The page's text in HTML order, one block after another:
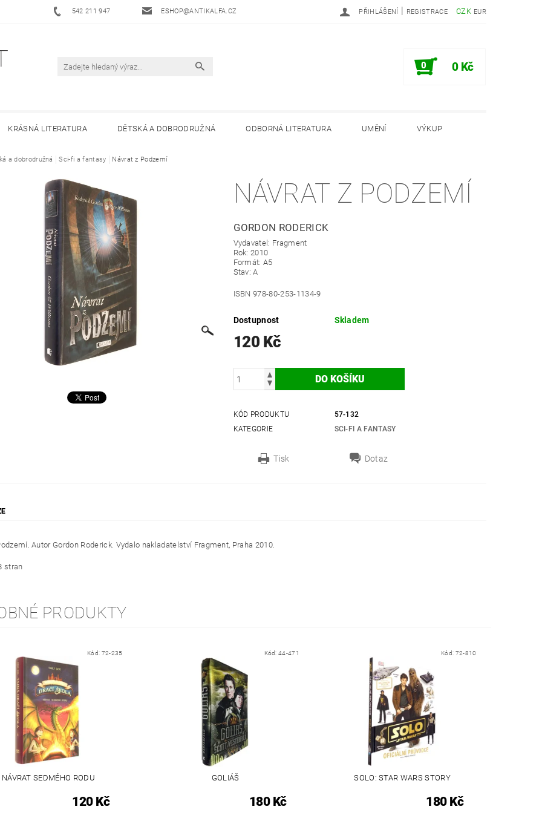
542 211 947 ESHOP@ANTIKALFA.CZ CZK EUR
PŘIHLÁŠENÍ | REGISTRACE
0 0 Kč
KRÁSNÁ LITERATURA DĚTSKÁ A DOBRODRUŽNÁ ODBORNÁ LITERATURA UMĚNÍ VÝKUP
ANTIKVARIÁTU ALFA HODNOCENÍ OBCHODU
a dobrodružná Sci-fi a fantasy Návrat z Podzemí
NÁVRAT Z PODZEMÍ
GORDON RODERICK
Vydavatel: Fragment
Rok: 2010
Formát: A5
Stav: A
ISBN 978-80-253-1134-9
Dostupnost Skladem
120 Kč
KÓD PRODUKTU
57-132
KATEGORIE
SCI-FI A FANTASY
Tisk Dotaz
Autor Gordon Roderick. Vydalo nakladatelství Fragment, Praha 2010.
stran
PRODUKTY
Kód: 72-235
NÁVRAT SEDMÉHO RODU
120 Kč
Kód:44-471
GOLIÁŠ
180 Kč
Kód: 72-810
SOLO: STAR WARS STORY
180 Kč